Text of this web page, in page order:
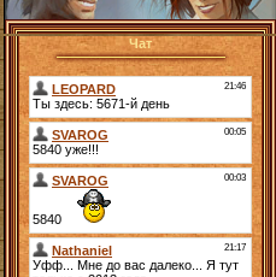
Чат